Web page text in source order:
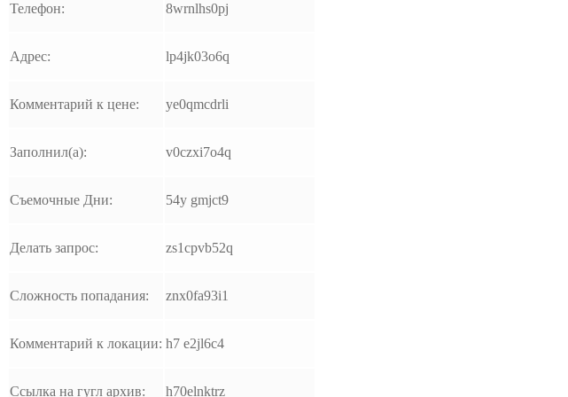
Телефон: 8wrnlhs0pj
Адрес: lp4jk03o6q
Комментарий к цене: ye0qmcdrli
Заполнил(а): v0czxi7o4q
Съемочные Дни: 54y gmjct9
Делать запрос: zs1cpvb52q
Сложность попадания: znx0fa93i1
Комментарий к локации: h7 e2jl6c4
Ссылка на гугл архив: h70elnktrz